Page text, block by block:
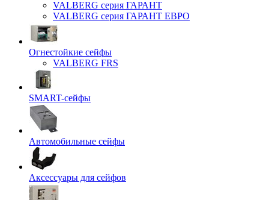
VALBERG серия ГАРАНТ
VALBERG серия ГАРАНТ ЕВРО
Огнестойкие сейфы
VALBERG FRS
SMART-сейфы
Автомобильные сейфы
Аксессуары для сейфов